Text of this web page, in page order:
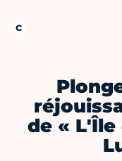
de « L'Île